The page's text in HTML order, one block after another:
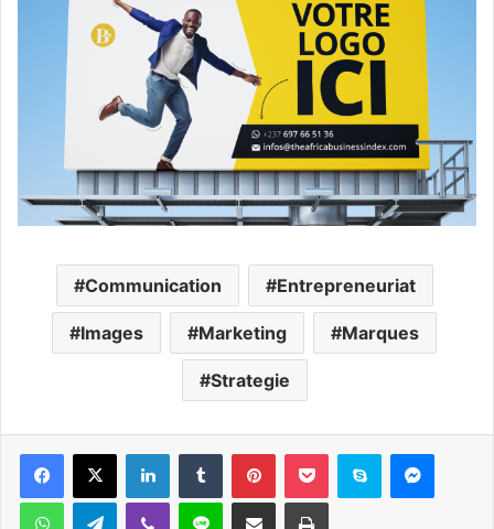
Communication Entrepreneuriat
Images Marketing Marques
Strategie
Facebook
X LinkedinTumblr PinterestPocket Skype
WhatsAppTelegramViber Ligne Partager par email Imprimer